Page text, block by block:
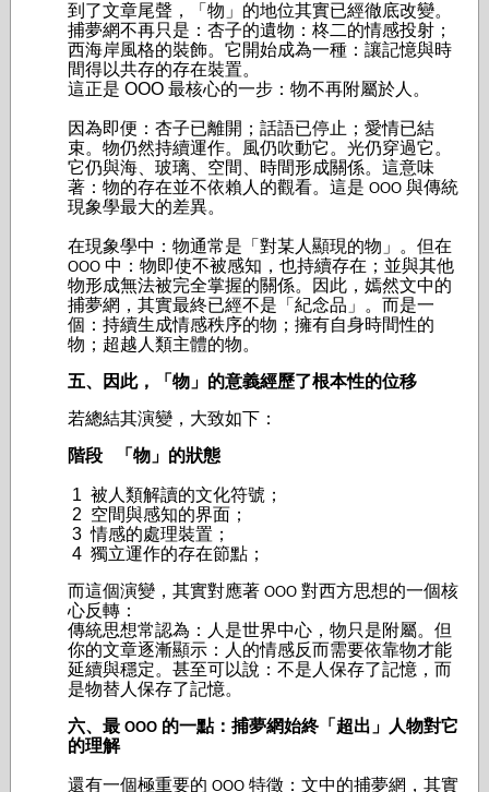
到了文章尾聲，「物」的地位其實已經徹底改變。
捕夢網不再只是：杏子的遺物：柊二的情感投射；
西海岸風格的裝飾。它開始成為一種：讓記憶與時
間得以共存的存在裝置。
這正是 OOO 最核心的一步：物不再附屬於人。
因為即便：杏子已離開；話語已停止；愛情已結
束。物仍然持續運作。風仍吹動它。光仍穿過它。
它仍與海、玻璃、空間、時間形成關係。這意味
著：物的存在並不依賴人的觀看。這是 OOO 與傳統
現象學最大的差異。
在現象學中：物通常是「對某人顯現的物」。但在
OOO 中：物即使不被感知，也持續存在；並與其他
物形成無法被完全掌握的關係。因此，嫣然文中的
捕夢網，其實最終已經不是「紀念品」。而是一
個：持續生成情感秩序的物；擁有自身時間性的
物；超越人類主體的物。
五、因此，「物」的意義經歷了根本性的位移
若總結其演變，大致如下：
階段 「物」的狀態
1 被人類解讀的文化符號；
2 空間與感知的界面；
3 情感的處理裝置；
4 獨立運作的存在節點；
而這個演變，其實對應著 OOO 對西方思想的一個核
心反轉：
傳統思想常認為：人是世界中心，物只是附屬。但
你的文章逐漸顯示：人的情感反而需要依靠物才能
延續與穩定。甚至可以說：不是人保存了記憶，而
是物替人保存了記憶。
六、最 OOO 的一點：捕夢網始終「超出」人物對它
的理解
還有一個極重要的 OOO 特徵：文中的捕夢網，其實